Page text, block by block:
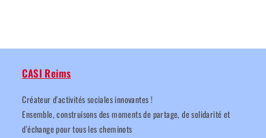
CASI Reims
Créateur d'activités sociales innovantes !
Ensemble, construisons des moments de partage, de solidarité et
d'échange pour tous les cheminots